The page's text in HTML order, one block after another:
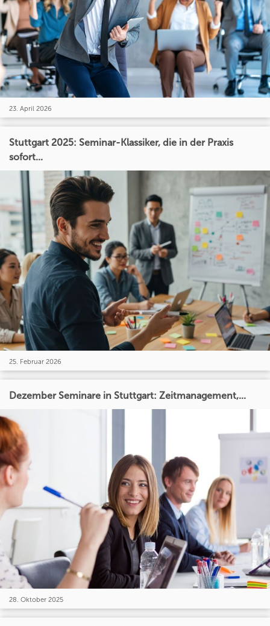
23. April 2026
Stuttgart 2025: Seminar-Klassiker, die in der Praxis
sofort...
25. Februar 2026
Dezember Seminare in Stuttgart: Zeitmanagement,...
28. Oktober 2025